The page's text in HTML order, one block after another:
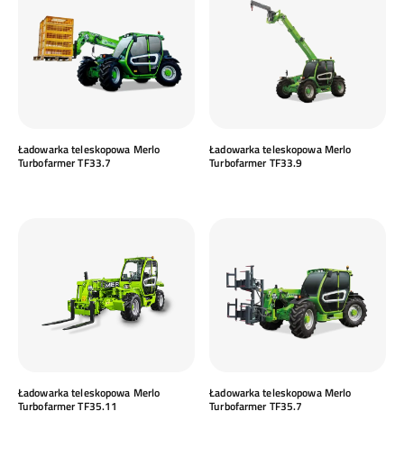
Ładowarka teleskopowa Merlo
Turbofarmer TF33.7
Ładowarka teleskopowa Merlo
Turbofarmer TF33.9
Ładowarka teleskopowa Merlo
Turbofarmer TF35.11
Ładowarka teleskopowa Merlo
Turbofarmer TF35.7